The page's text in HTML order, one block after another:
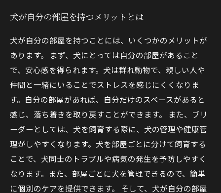
犬が自分の部屋を持つメリットとは
犬が自分の部屋を持つことには、いくつかのメリットが
あります。 まず、犬にとっては自分の部屋があること
で、安心感を得られます。犬は群れ動物で、親しい人や
仲間と一緒にいることでストレスを感じにくくなりま
す。自分の部屋があれば、自分だけのスペースがあると
感じ、落ち着きを取り戻すことができます。 また、ブリ
ーダーとしては、犬を飼育する際に、犬の管理や健康管
理がしやすくなります。犬を部屋ごとに分けて飼育する
ことで、犬同士のトラブルや病気の発生を予防しやすく
なります。また、部屋ごとに犬を管理できるので、簡単
に個別のケアを提供できます。 そして、犬が自分の部屋